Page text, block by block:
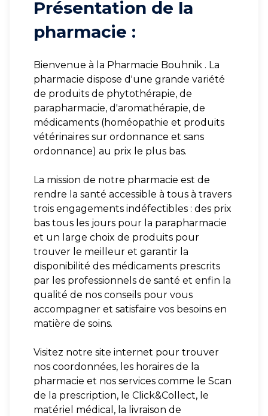
Présentation de la
pharmacie :
Bienvenue à la Pharmacie Bouhnik . La
pharmacie dispose d'une grande variété
de produits de phytothérapie, de
parapharmacie, d'aromathérapie, de
médicaments (homéopathie et produits
vétérinaires sur ordonnance et sans
ordonnance) au prix le plus bas.
La mission de notre pharmacie est de
rendre la santé accessible à tous à travers
trois engagements indéfectibles : des prix
bas tous les jours pour la parapharmacie
et un large choix de produits pour
trouver le meilleur et garantir la
disponibilité des médicaments prescrits
par les professionnels de santé et enfin la
qualité de nos conseils pour vous
accompagner et satisfaire vos besoins en
matière de soins.
Visitez notre site internet pour trouver
nos coordonnées, les horaires de la
pharmacie et nos services comme le Scan
de la prescription, le Click&Collect, le
matériel médical, la livraison de